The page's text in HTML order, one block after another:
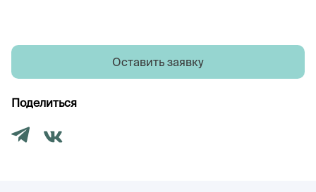
Оставить заявку
Поделиться